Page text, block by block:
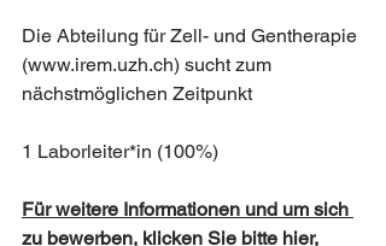
Die Abteilung für Zell- und Gentherapie
(www.irem.uzh.ch) sucht zum
nächstmöglichen Zeitpunkt
1 Laborleiter*in (100%)
Für weitere Informationen und um sich
zu bewerben, klicken Sie bitte hier,